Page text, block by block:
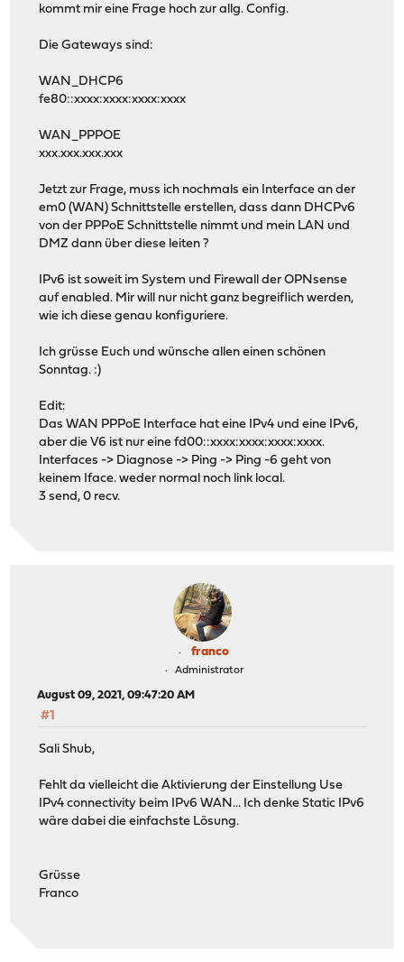
kommt mir eine Frage hoch zur allg. Config.
Die Gateways sind:
WAN_DHCP6
fe80::xxxx:xxxx:xxxx:xxxx
WAN_PPPOE
xxx.xxx.xxx.xxx
Jetzt zur Frage, muss ich nochmals ein Interface an der
em0 (WAN) Schnittstelle erstellen, dass dann DHCPv6
von der PPPoE Schnittstelle nimmt und mein LAN und
DMZ dann über diese leiten ?
IPv6 ist soweit im System und Firewall der OPNsense
auf enabled. Mir will nur nicht ganz begreiflich werden,
wie ich diese genau konfiguriere.
Ich grüsse Euch und wünsche allen einen schönen
Sonntag. :)
Edit:
Das WAN PPPoE Interface hat eine IPv4 und eine IPv6,
aber die V6 ist nur eine fd00::xxxx:xxxx:xxxx:xxxx.
Interfaces -> Diagnose -> Ping -> Ping -6 geht von
keinem Iface. weder normal noch link local.
3 send, 0 recv.
franco
Administrator
August 09, 2021, 09:47:20 AM
#1
Sali Shub,
Fehlt da vielleicht die Aktivierung der Einstellung Use
IPv4 connectivity beim IPv6 WAN... Ich denke Static IPv6
wäre dabei die einfachste Lösung.
Grüsse
Franco